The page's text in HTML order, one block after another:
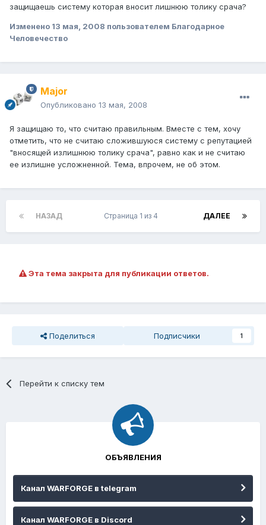
защищаешь систему которая вносит лишнюю толику срача?
Изменено 13 мая, 2008 пользователем Благодарное
Человечество
Major
Опубликовано 13 мая, 2008
Я защищаю то, что считаю правильным. Вместе с тем, хочу
отметить, что не считаю сложившуюся систему с репутацией
"вносящей излишнюю толику срача", равно как и не считаю
ее излишне усложненной. Тема, впрочем, не об этом.
НАЗАД ДАЛЕЕ
Страница 1 из 4
Эта тема закрыта для публикации ответов.
Поделиться Подписчики 1
Перейти к списку тем
ОБЪЯВЛЕНИЯ
Канал WARFORGE в telegram
Канал WARFORGE в Discord